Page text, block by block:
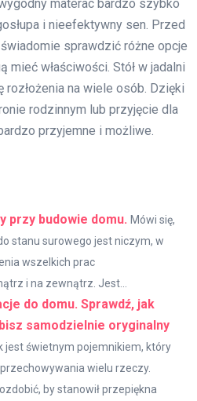
materac bardzo szybko
i nieefektywny sen. Przed
sprawdzić różne opcje
właściwości. Stół w jadalni
rozłożenia na wiele osób. Dzięki
rodzinnym lub przyjęcie dla
przyjemne i możliwe.
przy budowie domu. Mówi się,
stanu surowego jest niczym, w
wszelkich prac
i na zewnątrz. Jest...
do domu. Sprawdź, jak
samodzielnie oryginalny
jest świetnym pojemnikiem, który
wielu rzeczy.
by stanowił przepiękna